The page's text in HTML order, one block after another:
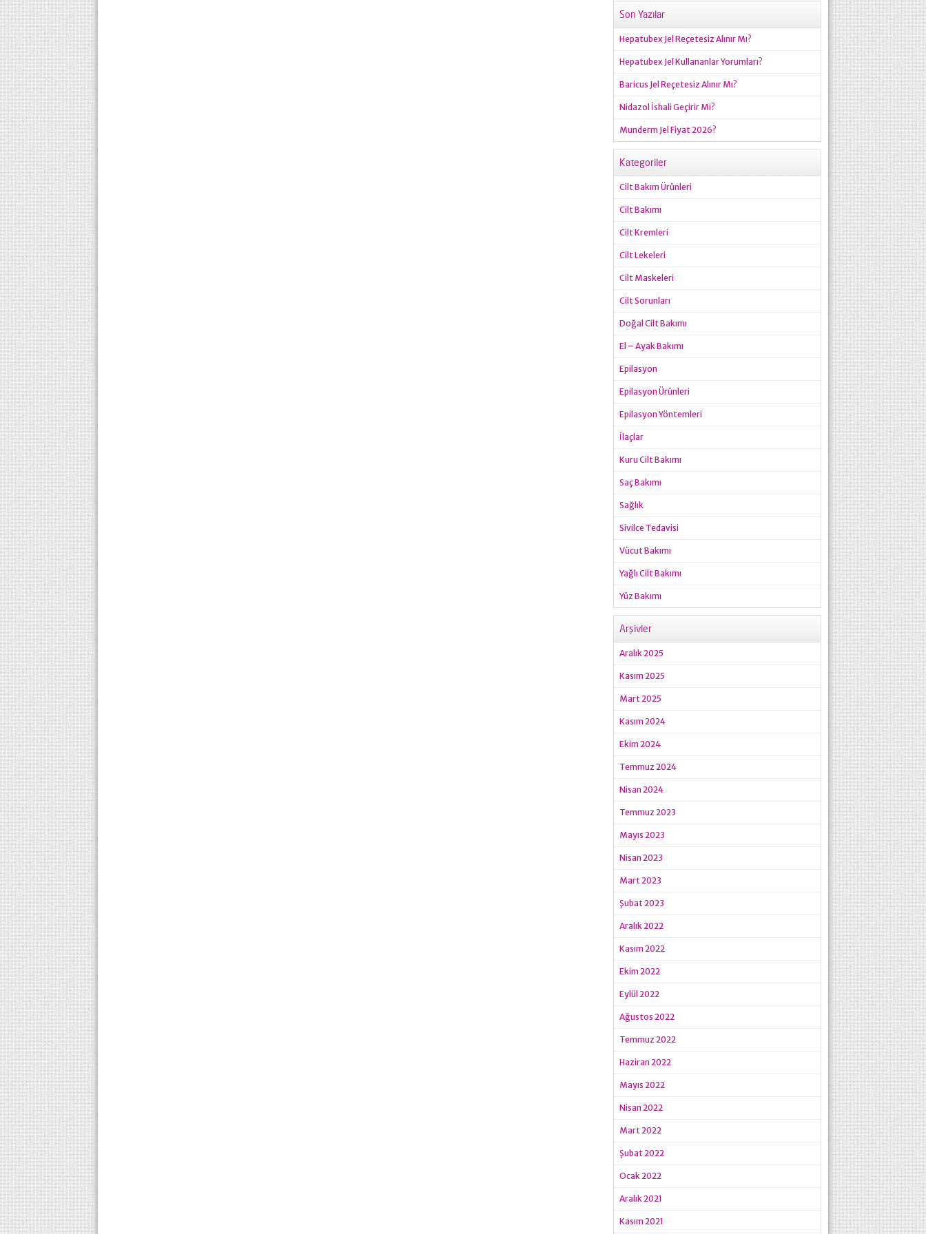
Son Yazılar
Hepatubex Jel Reçetesiz Alınır Mı?
Hepatubex Jel Kullananlar Yorumları?
Baricus Jel Reçetesiz Alınır Mı?
Nidazol İshali Geçirir Mi?
Munderm Jel Fiyat 2026?
Kategoriler
Cilt Bakım Ürünleri
Cilt Bakımı
Cilt Kremleri
Cilt Lekeleri
Cilt Maskeleri
Cilt Sorunları
Doğal Cilt Bakımı
El – Ayak Bakımı
Epilasyon
Epilasyon Ürünleri
Epilasyon Yöntemleri
İlaçlar
Kuru Cilt Bakımı
Saç Bakımı
Sağlık
Sivilce Tedavisi
Vücut Bakımı
Yağlı Cilt Bakımı
Yüz Bakımı
Arşivler
Aralık 2025
Kasım 2025
Mart 2025
Kasım 2024
Ekim 2024
Temmuz 2024
Nisan 2024
Temmuz 2023
Mayıs 2023
Nisan 2023
Mart 2023
Şubat 2023
Aralık 2022
Kasım 2022
Ekim 2022
Eylül 2022
Ağustos 2022
Temmuz 2022
Haziran 2022
Mayıs 2022
Nisan 2022
Mart 2022
Şubat 2022
Ocak 2022
Aralık 2021
Kasım 2021